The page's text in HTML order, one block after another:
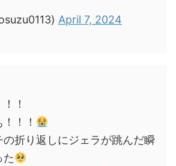
April 7, 2024
！
！！
折り返しにジェラが跳んだ瞬
た